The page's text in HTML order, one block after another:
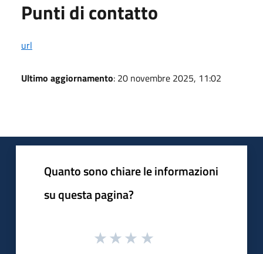
Punti di contatto
url
Ultimo aggiornamento: 20 novembre 2025, 11:02
Quanto sono chiare le informazioni
su questa pagina?